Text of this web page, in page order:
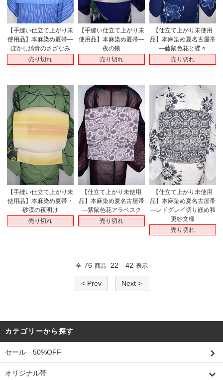
【手縫い仕立て上がり未
使用品】本麻染め夏帯―
ぼかし縞青のさざなみ
売り切れ
【手縫い仕立て上がり未
使用品】本麻染め夏帯―
夜の帳
売り切れ
【仕立て上がり未使用
品】本麻染め夏名古屋帯
―藤鼠色花と蝶々
売り切れ
【手縫い仕立て上がり未
使用品】本麻染め夏帯・
砂漠の夜明け
売り切れ
【仕立て上がり未使用
品】本麻染め夏名古屋帯
―紫鼠色花アラベスク
売り切れ
【仕立て上がり未使用
品】本麻染め夏名古屋帯
―レドグレイ切り嵌め和
更紗文様
売り切れ
全 76 商品 22 - 42 表示
< Prev Next >
カテゴリーから探す
セール 50%OFF
オリジナル帯